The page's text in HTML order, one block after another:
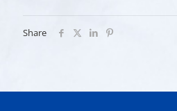
Share